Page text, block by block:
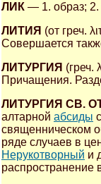
ЛИК — 1. образ; 2.
ЛИТИЯ (от греч.
Совершается
ЛИТУРГИЯ (греч.
Причащения.
ЛИТУРГИЯ СВ.
алтарной абсиды
священническом
ряде случаев в
Нерукотворный и
распространение